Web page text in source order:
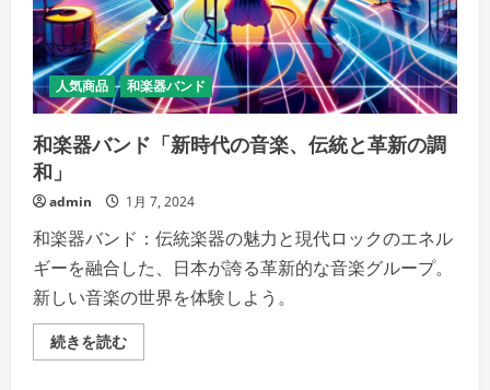
界
の
架
け
橋
の
詳
を
ご
だ
い
人気商品 和楽器バンド
和楽器バンド「新時代の音楽、伝統と革新の調
和」
admin 1月 7, 2024
和楽器バンド：伝統楽器の魅力と現代ロックのエネル
ギーを融合した、日本が誇る革新的な音楽グループ。
新しい音楽の世界を体験しよう。
続きを読む和
楽